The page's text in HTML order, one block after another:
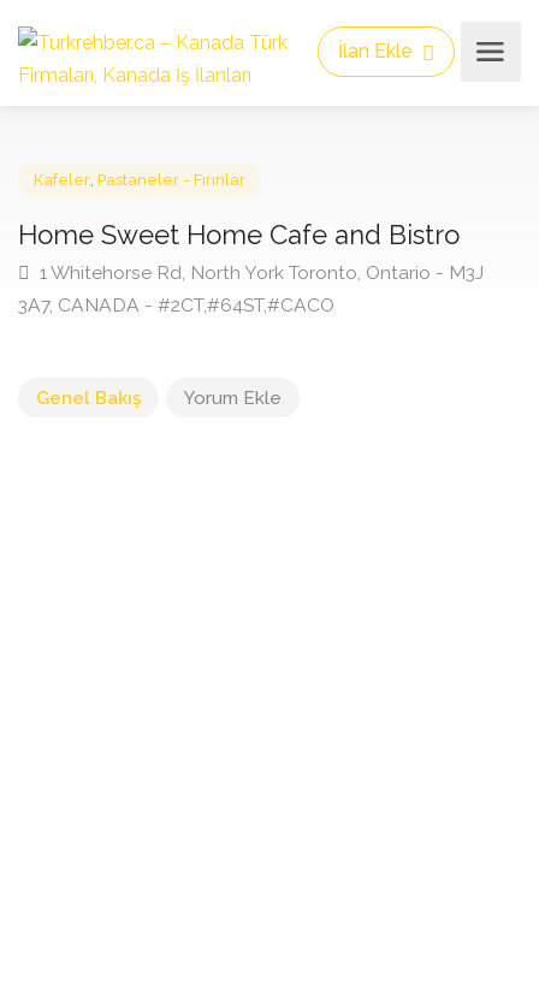
İlan Ekle
Home Sweet Home Cafe and Bistro
1 Whitehorse Rd, North York Toronto, Ontario - M3J
Genel Bakış Yorum Ekle